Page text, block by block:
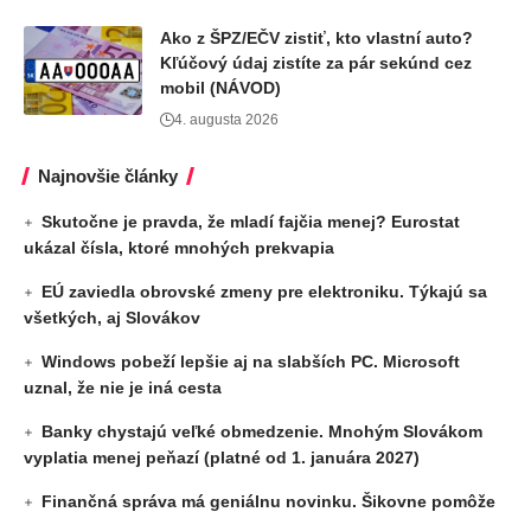
Ako z ŠPZ/EČV zistiť, kto vlastní auto?
Kľúčový údaj zistíte za pár sekúnd cez
mobil (NÁVOD)
4. augusta 2026
Najnovšie články
Skutočne je pravda, že mladí fajčia menej? Eurostat
ukázal čísla, ktoré mnohých prekvapia
EÚ zaviedla obrovské zmeny pre elektroniku. Týkajú sa
všetkých, aj Slovákov
Windows pobeží lepšie aj na slabších PC. Microsoft
uznal, že nie je iná cesta
Banky chystajú veľké obmedzenie. Mnohým Slovákom
vyplatia menej peňazí (platné od 1. januára 2027)
Finančná správa má geniálnu novinku. Šikovne pomôže